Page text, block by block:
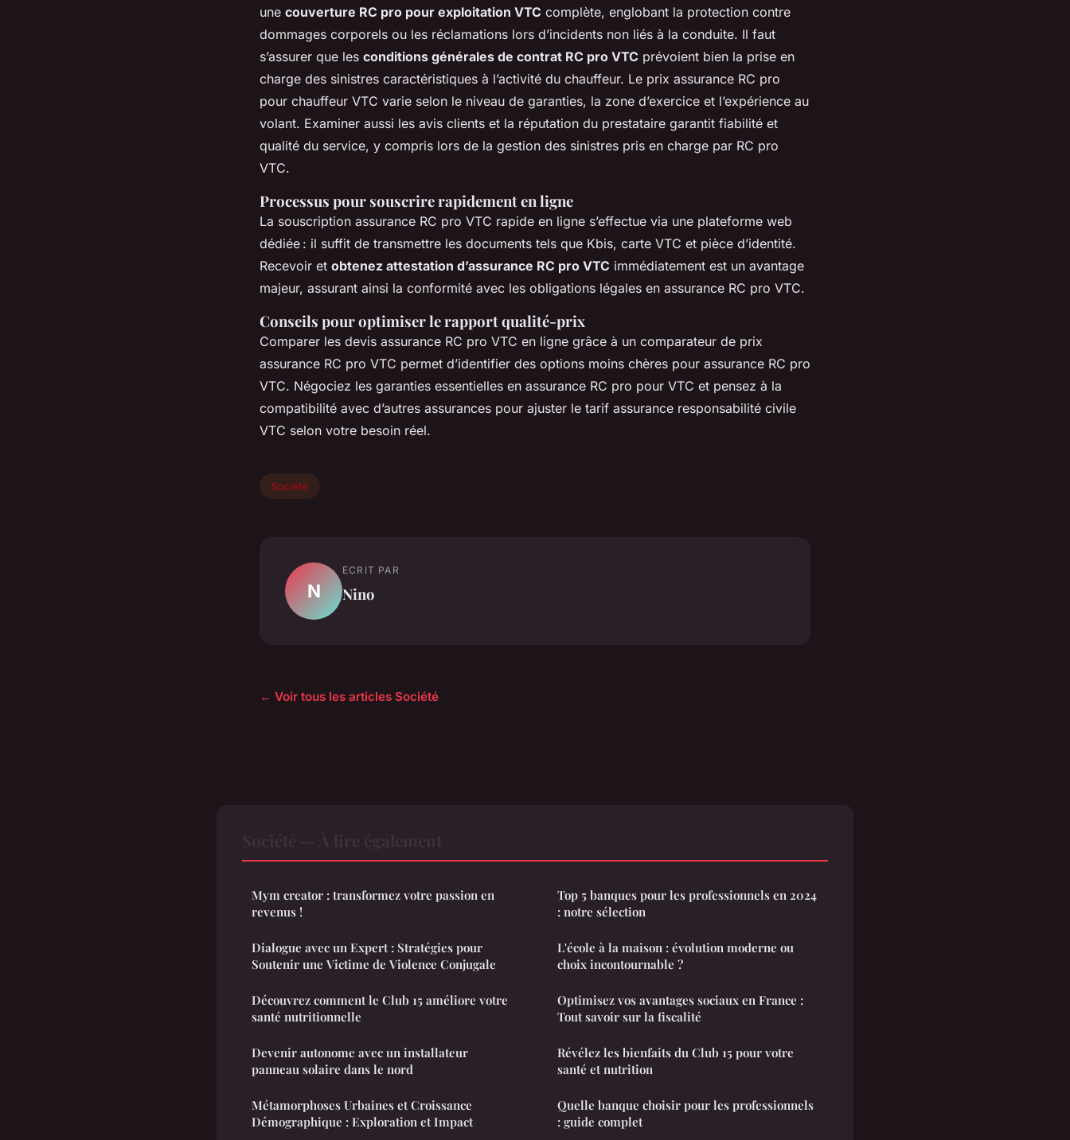
une couverture RC pro pour exploitation VTC complète, englobant la protection contre
dommages corporels ou les réclamations lors d’incidents non liés à la conduite. Il faut
s’assurer que les conditions générales de contrat RC pro VTC prévoient bien la prise en
charge des sinistres caractéristiques à l’activité du chauffeur. Le prix assurance RC pro
pour chauffeur VTC varie selon le niveau de garanties, la zone d’exercice et l’expérience au
volant. Examiner aussi les avis clients et la réputation du prestataire garantit fiabilité et
qualité du service, y compris lors de la gestion des sinistres pris en charge par RC pro
VTC.
Processus pour souscrire rapidement en ligne
La souscription assurance RC pro VTC rapide en ligne s’effectue via une plateforme web
dédiée : il suffit de transmettre les documents tels que Kbis, carte VTC et pièce d’identité.
Recevoir et obtenez attestation d’assurance RC pro VTC immédiatement est un avantage
majeur, assurant ainsi la conformité avec les obligations légales en assurance RC pro VTC.
Conseils pour optimiser le rapport qualité-prix
Comparer les devis assurance RC pro VTC en ligne grâce à un comparateur de prix
assurance RC pro VTC permet d’identifier des options moins chères pour assurance RC pro
VTC. Négociez les garanties essentielles en assurance RC pro pour VTC et pensez à la
compatibilité avec d’autres assurances pour ajuster le tarif assurance responsabilité civile
VTC selon votre besoin réel.
Société
N
ECRIT PAR
Nino
← Voir tous les articles Société
Mym creator : transformez votre passion en
revenus !
Dialogue avec un Expert : Stratégies pour
Soutenir une Victime de Violence Conjugale
Découvrez comment le Club 15 améliore votre
santé nutritionnelle
Devenir autonome avec un installateur
panneau solaire dans le nord
Métamorphoses Urbaines et Croissance
Démographique : Exploration et Impact
Top 5 banques pour les professionnels en 2024
: notre sélection
L'école à la maison : évolution moderne ou
choix incontournable ?
Optimisez vos avantages sociaux en France :
Tout savoir sur la fiscalité
Révélez les bienfaits du Club 15 pour votre
santé et nutrition
Quelle banque choisir pour les professionnels
: guide complet